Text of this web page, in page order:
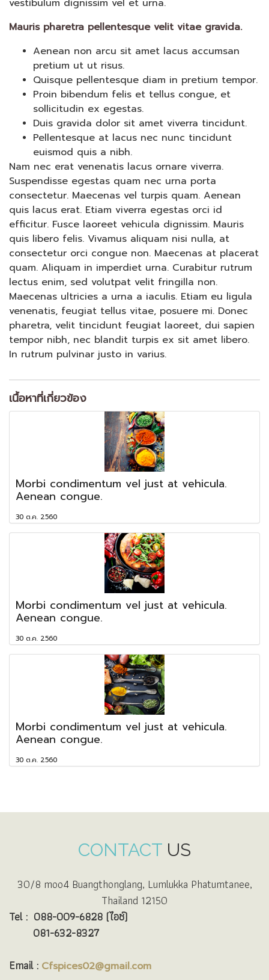
Mauris pharetra pellentesque velit vitae gravida.
Aenean non arcu sit amet lacus accumsan
pretium ut ut risus.
Quisque pellentesque diam in pretium tempor.
Proin bibendum felis et tellus congue, et
sollicitudin ex egestas.
Duis gravida dolor sit amet viverra tincidunt.
Pellentesque at lacus nec nunc tincidunt
euismod quis a nibh.
Nam nec erat venenatis lacus ornare viverra.
Suspendisse egestas quam nec urna porta
consectetur. Maecenas vel turpis quam. Aenean
quis lacus erat. Etiam viverra egestas orci id
efficitur. Fusce laoreet vehicula dignissim. Mauris
quis libero felis. Vivamus aliquam nisi nulla, at
consectetur orci congue non. Maecenas at placerat
quam. Aliquam in imperdiet urna. Curabitur rutrum
lectus enim, sed volutpat velit fringilla non.
Maecenas ultricies a urna a iaculis. Etiam eu ligula
venenatis, feugiat tellus vitae, posuere mi. Donec
pharetra, velit tincidunt feugiat laoreet, dui sapien
tempor nibh, nec blandit turpis ex sit amet libero.
In rutrum pulvinar justo in varius.
เนื้อหาที่เกี่ยวข้อง
Morbi condimentum vel just at vehicula.
Aenean congue.
30 ต.ค. 2560
Morbi condimentum vel just at vehicula.
Aenean congue.
30 ต.ค. 2560
Morbi condimentum vel just at vehicula.
Aenean congue.
30 ต.ค. 2560
CONTACT US
30/8 moo4 Buangthonglang, Lumlukka Phatumtanee,
Thailand 12150
Tel : 088-009-6828 (ไอซ์)
081-632-8327
Email : Cfspices02@gmail.com